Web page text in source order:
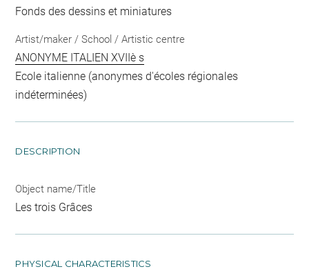
Fonds des dessins et miniatures
Artist/maker / School / Artistic centre
ANONYME ITALIEN XVIIè s
Ecole italienne (anonymes d'écoles régionales
indéterminées)
DESCRIPTION
Object name/Title
Les trois Grâces
PHYSICAL CHARACTERISTICS